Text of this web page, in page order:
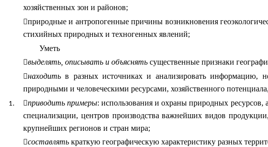
хозяйственных зон и районов;
природные и антропогенные причины возникновения
стихийных природных и техногенных явлений;
Уметь
выделять, описывать и объяснятьсущественные признаки
находитьв разных источниках и анализировать информацию,
природными и человеческими ресурсами, хозяйственного
приводить примеры: использования и охраны природных
специализации, центров производства важнейших видов
крупнейших регионов и стран мира;
составлятькраткую географическую характеристику разных